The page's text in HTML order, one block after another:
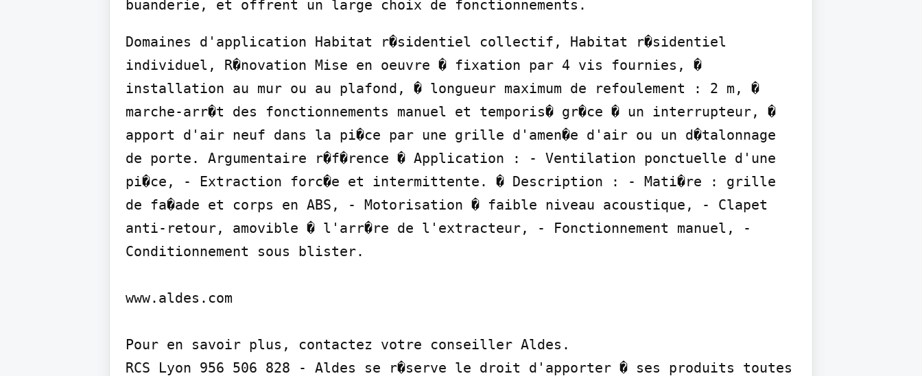
buanderie, et offrent un large choix de fonctionnements.
Domaines d'application Habitat r�sidentiel collectif, Habitat r�sidentiel
individuel, R�novation Mise en oeuvre � fixation par 4 vis fournies, �
installation au mur ou au plafond, � longueur maximum de refoulement : 2 m, �
marche-arr�t des fonctionnements manuel et temporis� gr�ce � un interrupteur, �
apport d'air neuf dans la pi�ce par une grille d'amen�e d'air ou un d�talonnage
de porte. Argumentaire r�f�rence � Application : - Ventilation ponctuelle d'une
pi�ce, - Extraction forc�e et intermittente. � Description : - Mati�re : grille
de fa�ade et corps en ABS, - Motorisation � faible niveau acoustique, - Clapet
anti-retour, amovible � l'arr�re de l'extracteur, - Fonctionnement manuel, -
Conditionnement sous blister.
www.aldes.com
Pour en savoir plus, contactez votre conseiller Aldes.
RCS Lyon 956 506 828 - Aldes se r�serve le droit d'apporter � ses produits toutes